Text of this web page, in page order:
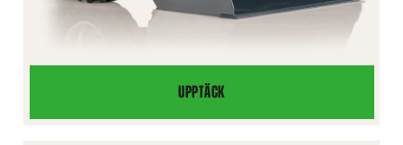
UPPTÄCK
LÄTTMATERIALSKOPA